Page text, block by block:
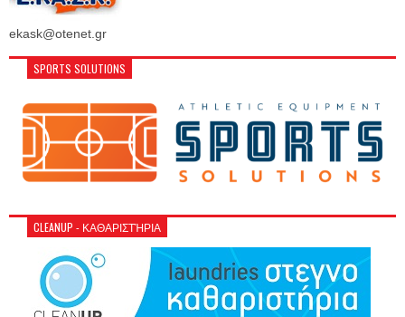
ekask@otenet.gr
SPORTS SOLUTIONS
CLEANUP - ΚΑΘΑΡΙΣΤΉΡΙΑ